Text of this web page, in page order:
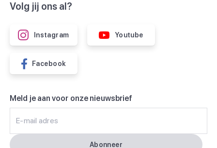
Volg jij ons al?
Instagram Youtube
Facebook
Meld je aan voor onze nieuwsbrief
E-mail adres
Abonneer